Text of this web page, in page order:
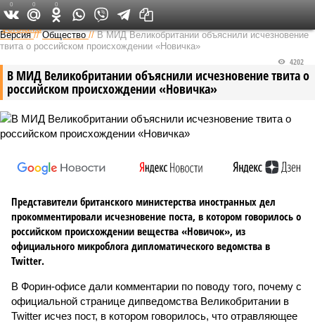
Федеральный выпуск
Версия //Общество //В МИД Великобритании объяснили исчезновение
твита о российском происхождении «Новичка»
В МИД Великобритании объяснили исчезновение твита о
российском происхождении «Новичка»
4202
Представители британского министерства иностранных дел
прокомментировали исчезновение поста, в котором говорилось о
российском происхождении вещества «Новичок», из
официального микроблога дипломатического ведомства в
Twitter.
В Форин-офисе дали комментарии по поводу того, почему с
официальной странице дипведомства Великобритании в
Twitter исчез пост, в котором говорилось, что отравляющее
0 0 0